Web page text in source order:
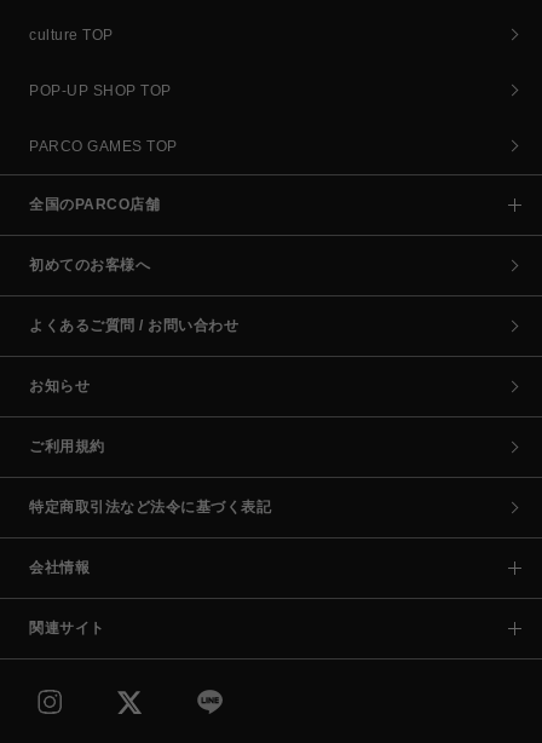
culture TOP
POP-UP SHOP TOP
PARCO GAMES TOP
全国のPARCO店舗
初めてのお客様へ
よくあるご質問 / お問い合わせ
お知らせ
ご利用規約
特定商取引法など法令に基づく表記
会社情報
関連サイト